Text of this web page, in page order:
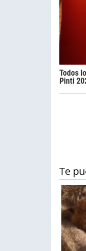
Todos
Pinti